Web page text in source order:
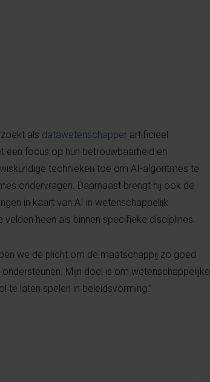
als datawetenschapperartificieel
een focus op hun betrouwbaarheid en
technieken toe om AI-algoritmes te
ondervragen. Daarnaast brengt hij ook de
in kaart van AI in wetenschappelijk
heen als binnen specifieke disciplines.
we de plicht om de maatschappij zo goed
Mijn doel is om wetenschappelijke
te laten spelen in beleidsvorming.”